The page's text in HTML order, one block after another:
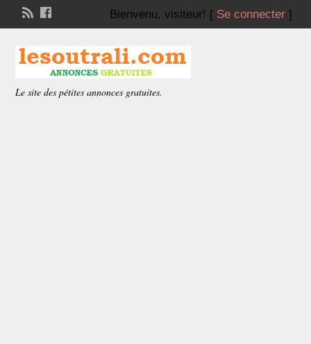
Bienvenu, visiteur! [ Se connecter]
Le site des pétites annonces gratuites.